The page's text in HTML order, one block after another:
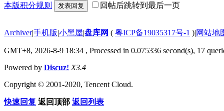
本版积分规则 发表回复 回帖后跳转到最后一页
Archiver|手机版|小黑屋|盘库网 ( 粤ICP备19035317号-1 )|网站地
GMT+8, 2026-8-9 18:34 , Processed in 0.075336 second(s), 17
Powered by Discuz! X3.4
Copyright © 2001-2020, Tencent Cloud.
快速回复 返回顶部 返回列表